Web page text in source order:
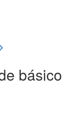
básico